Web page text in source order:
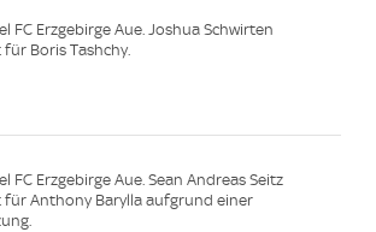
FC Erzgebirge Aue. Joshua Schwirten
Boris Tashchy.
FC Erzgebirge Aue. Sean Andreas Seitz
für Anthony Barylla aufgrund einer